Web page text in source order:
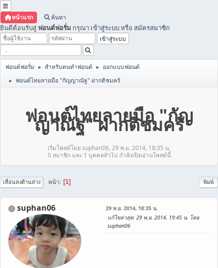
หน้าแรก ค้นหา
ยินดีต้อนรับสู่ ฟอนต์ฟอรั่ม กรุณา เข้าสู่ระบบหรือ สมัครสมาชิก
ฟอนต์ฟอรั่ม ► สำหรับคนทำฟอนต์ ► ออกแบบฟอนต์
► ฟอนต์ไทยลายมือ "กัญญาณัฐ" ฝากติชมครั
ฟอนต์ไทยลายมือ "กัญ
ญาณัฐ" ฝากติชมครั
เริ่มโพสต์โดย suphan06, 29 พ.ย. 2014, 18:35 น.
0 สมาชิก และ 1 บุคคลทั่วไป กำลังเปิดอ่านโพสต์นี้
พิมพ์
เลื่อนลงด้านล่าง หน้า 1
suphan06
29 พ.ย. 2014, 18:35 น.
แก้ไขล่าสุด: 29 พ.ย. 2014, 19:45 น. โดย
suphan06